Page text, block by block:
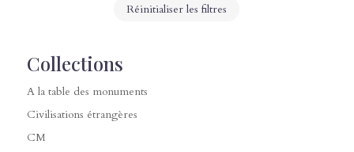
Réinitialiser les filtres
Collections
A la table des monuments
Civilisations étrangères
CM